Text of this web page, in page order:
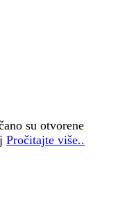
su otvorene
Pročitajte više..